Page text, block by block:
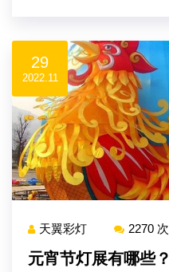
29
2022.11
天翼彩灯 2270 次
元宵节灯展有哪些？